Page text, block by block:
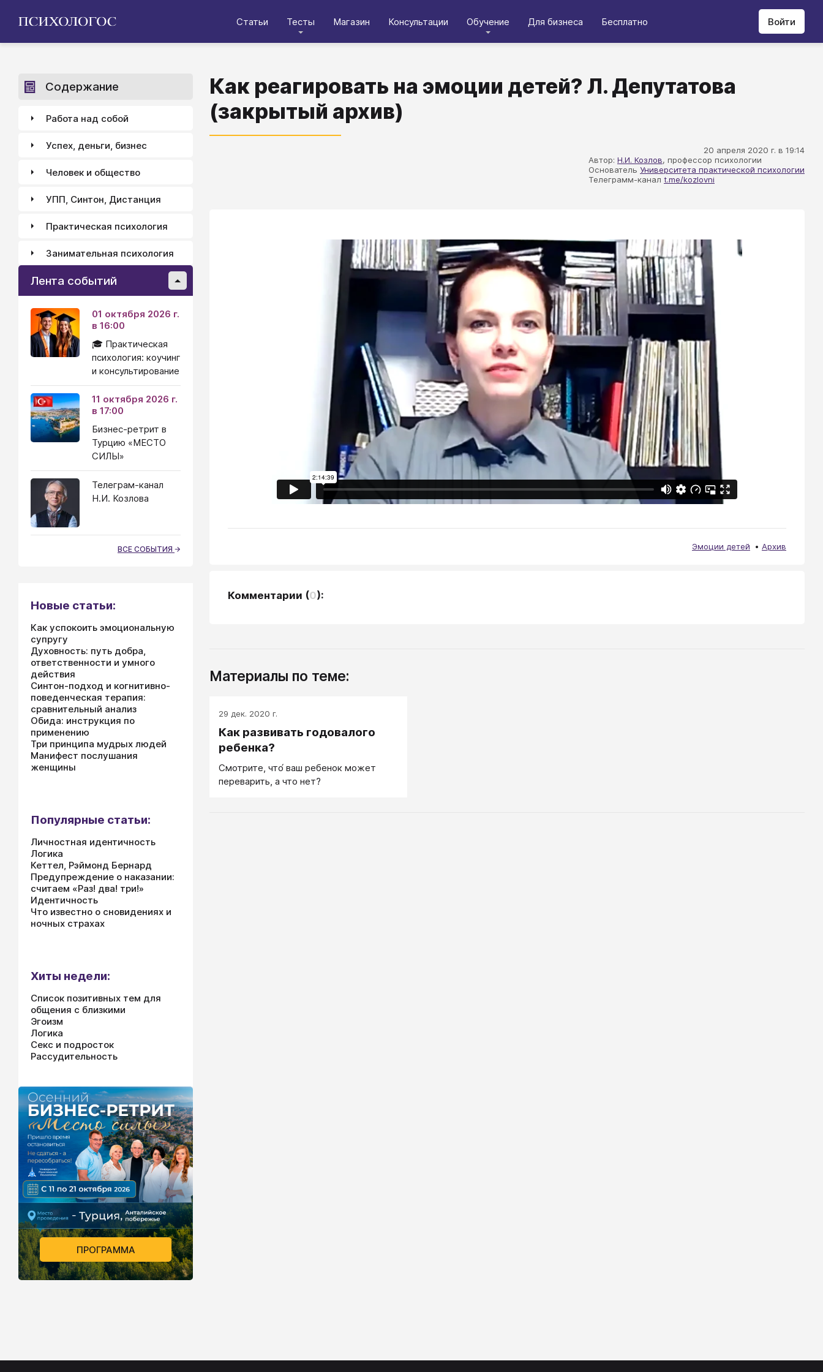
Статьи Тесты Магазин Консультации Обучение Для бизнеса Бесплатно Войти
Как реагировать на эмоции детей? Л. Депутатова
(закрытый архив)
20 апреля 2020 г. в 19:14
Автор: Н.И. Козлов, профессор психологии
Основатель Университета практической психологии
Телеграмм-канал t.me/kozlovni
Эмоции детей Архив
Комментарии (0):
Материалы по теме:
29 дек. 2020 г.
Как развивать годовалого
ребенка?
Смотрите, что́ ваш ребенок может
переварить, а что нет?
Содержание
Работа над собой
Успех, деньги, бизнес
Человек и общество
УПП, Синтон, Дистанция
Практическая психология
Занимательная психология
Лента событий
01 октября 2026 г.
в 16:00
🎓 Практическая
психология: коучинг
и консультирование
11 октября 2026 г.
в 17:00
Бизнес-ретрит в
Турцию «МЕСТО
СИЛЫ»
Телеграм-канал
Н.И. Козлова
ВСЕ СОБЫТИЯ
Новые статьи:
Как успокоить эмоциональную
супругу
Духовность: путь добра,
ответственности и умного
действия
Синтон-подход и когнитивно-
поведенческая терапия:
сравнительный анализ
Обида: инструкция по
применению
Три принципа мудрых людей
Манифест послушания
женщины
Популярные статьи:
Личностная идентичность
Логика
Кеттел, Рэймонд Бернард
Предупреждение о наказании:
считаем «Раз! два! три!»
Идентичность
Что известно о сновидениях и
ночных страхах
Хиты недели:
Список позитивных тем для
общения с близкими
Эгоизм
Логика
Секс и подросток
Рассудительность
ПРОГРАММА